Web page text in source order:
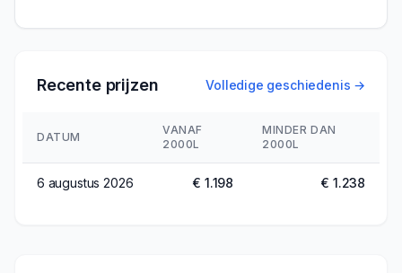
Recente prijzen Volledige geschiedenis →
DATUM
VANAF
2000L
MINDER DAN
2000L
6 augustus 2026 € 1.198 € 1.238